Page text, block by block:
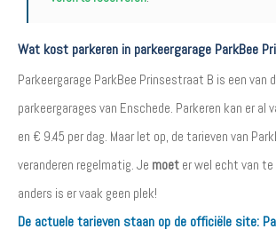
Wat kost parkeren in parkeergarage ParkBee
Parkeergarage ParkBee Prinsestraat B is een van
parkeergarages van Enschede. Parkeren kan er al
en € 9.45 per dag. Maar let op, de tarieven van
veranderen regelmatig. Je moet er wel echt van te
anders is er vaak geen plek!
De actuele tarieven staan op de officiële site: